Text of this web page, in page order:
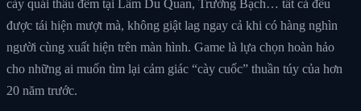
cày quái thâu đêm tại Lâm Du Quan, Trường Bạch… tất cả đều
được tái hiện mượt mà, không giật lag ngay cả khi có hàng nghìn
người cùng xuất hiện trên màn hình. Game là lựa chọn hoàn hảo
cho những ai muốn tìm lại cảm giác “cày cuốc” thuần túy của hơn
20 năm trước.